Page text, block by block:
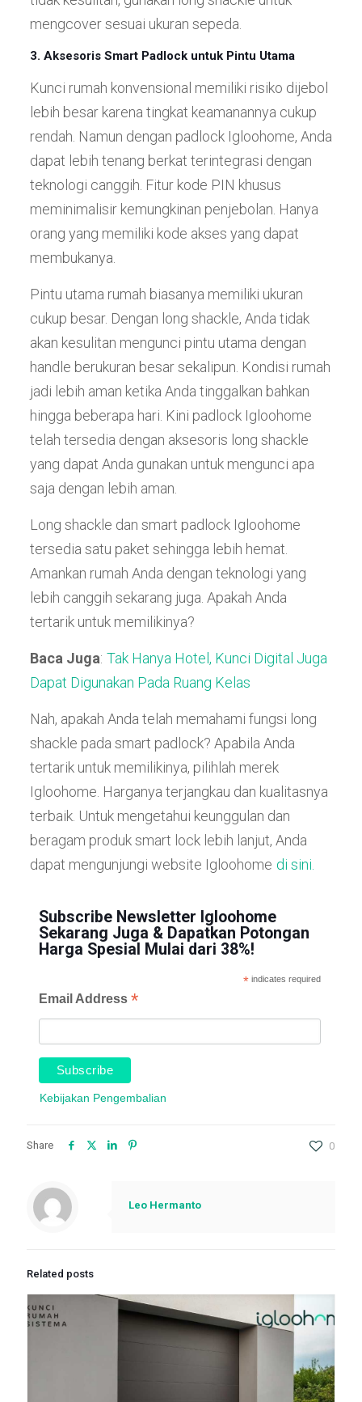
mengcover sesuai ukuran sepeda.
3. Aksesoris Smart Padlock untuk Pintu Utama
Kunci rumah konvensional memiliki risiko dijebol
lebih besar karena tingkat keamanannya cukup
rendah. Namun dengan padlock Igloohome, Anda
dapat lebih tenang berkat terintegrasi dengan
teknologi canggih. Fitur kode PIN khusus
meminimalisir kemungkinan penjebolan. Hanya
orang yang memiliki kode akses yang dapat
membukanya.
Pintu utama rumah biasanya memiliki ukuran
cukup besar. Dengan long shackle, Anda tidak
akan kesulitan mengunci pintu utama dengan
handle berukuran besar sekalipun. Kondisi rumah
jadi lebih aman ketika Anda tinggalkan bahkan
hingga beberapa hari. Kini padlock Igloohome
telah tersedia dengan aksesoris long shackle
yang dapat Anda gunakan untuk mengunci apa
saja dengan lebih aman.
Long shackle dan smart padlock Igloohome
tersedia satu paket sehingga lebih hemat.
Amankan rumah Anda dengan teknologi yang
lebih canggih sekarang juga. Apakah Anda
tertarik untuk memilikinya?
Baca Juga: Tak Hanya Hotel, Kunci Digital Juga
Dapat Digunakan Pada Ruang Kelas
Nah, apakah Anda telah memahami fungsi long
shackle pada smart padlock? Apabila Anda
tertarik untuk memilikinya, pilihlah merek
Igloohome. Harganya terjangkau dan kualitasnya
terbaik. Untuk mengetahui keunggulan dan
beragam produk smart lock lebih lanjut, Anda
dapat mengunjungi website Igloohome di sini.
Subscribe Newsletter Igloohome
Sekarang Juga & Dapatkan Potongan
Harga Spesial Mulai dari 38%!
*indicates required
Email Address*
Kebijakan Pengembalian
Share 0
Leo Hermanto
Related posts